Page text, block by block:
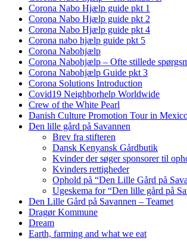
Corona Nabo Hjælp guide pkt 1
Corona Nabo Hjælp guide pkt 2
Corona Nabo Hjælp guide pkt 4
Corona nabo hjælp guide pkt 5
Corona Nabohjælp
Corona Nabohjælp – Ofte stillede
Corona Nabohjælp Guide pkt 3
Corona Solutions Introduction
Covid19 Neighborhelp Worldwide
Crew of the White Pearl
Danish Culture Promotion Tour in
Den lille gård på Savannen
Brev fra stifteren
Dansk Kenyansk Gårdbutik
Kvinder der søger sponsorer til
Kvinders rettigheder
Ophold på “Den Lille Gård på
Ugeskema for “Den lille gård på
Den Lille Gård på Savannen – Teamet
Dragør Kommune
Dream
Earth, farming and what we eat